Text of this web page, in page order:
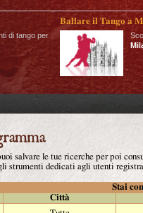
di tango per
Ballare il Tango a
salvare le tue ricerche per poi
strumenti dedicati agli utenti
Stai
Città